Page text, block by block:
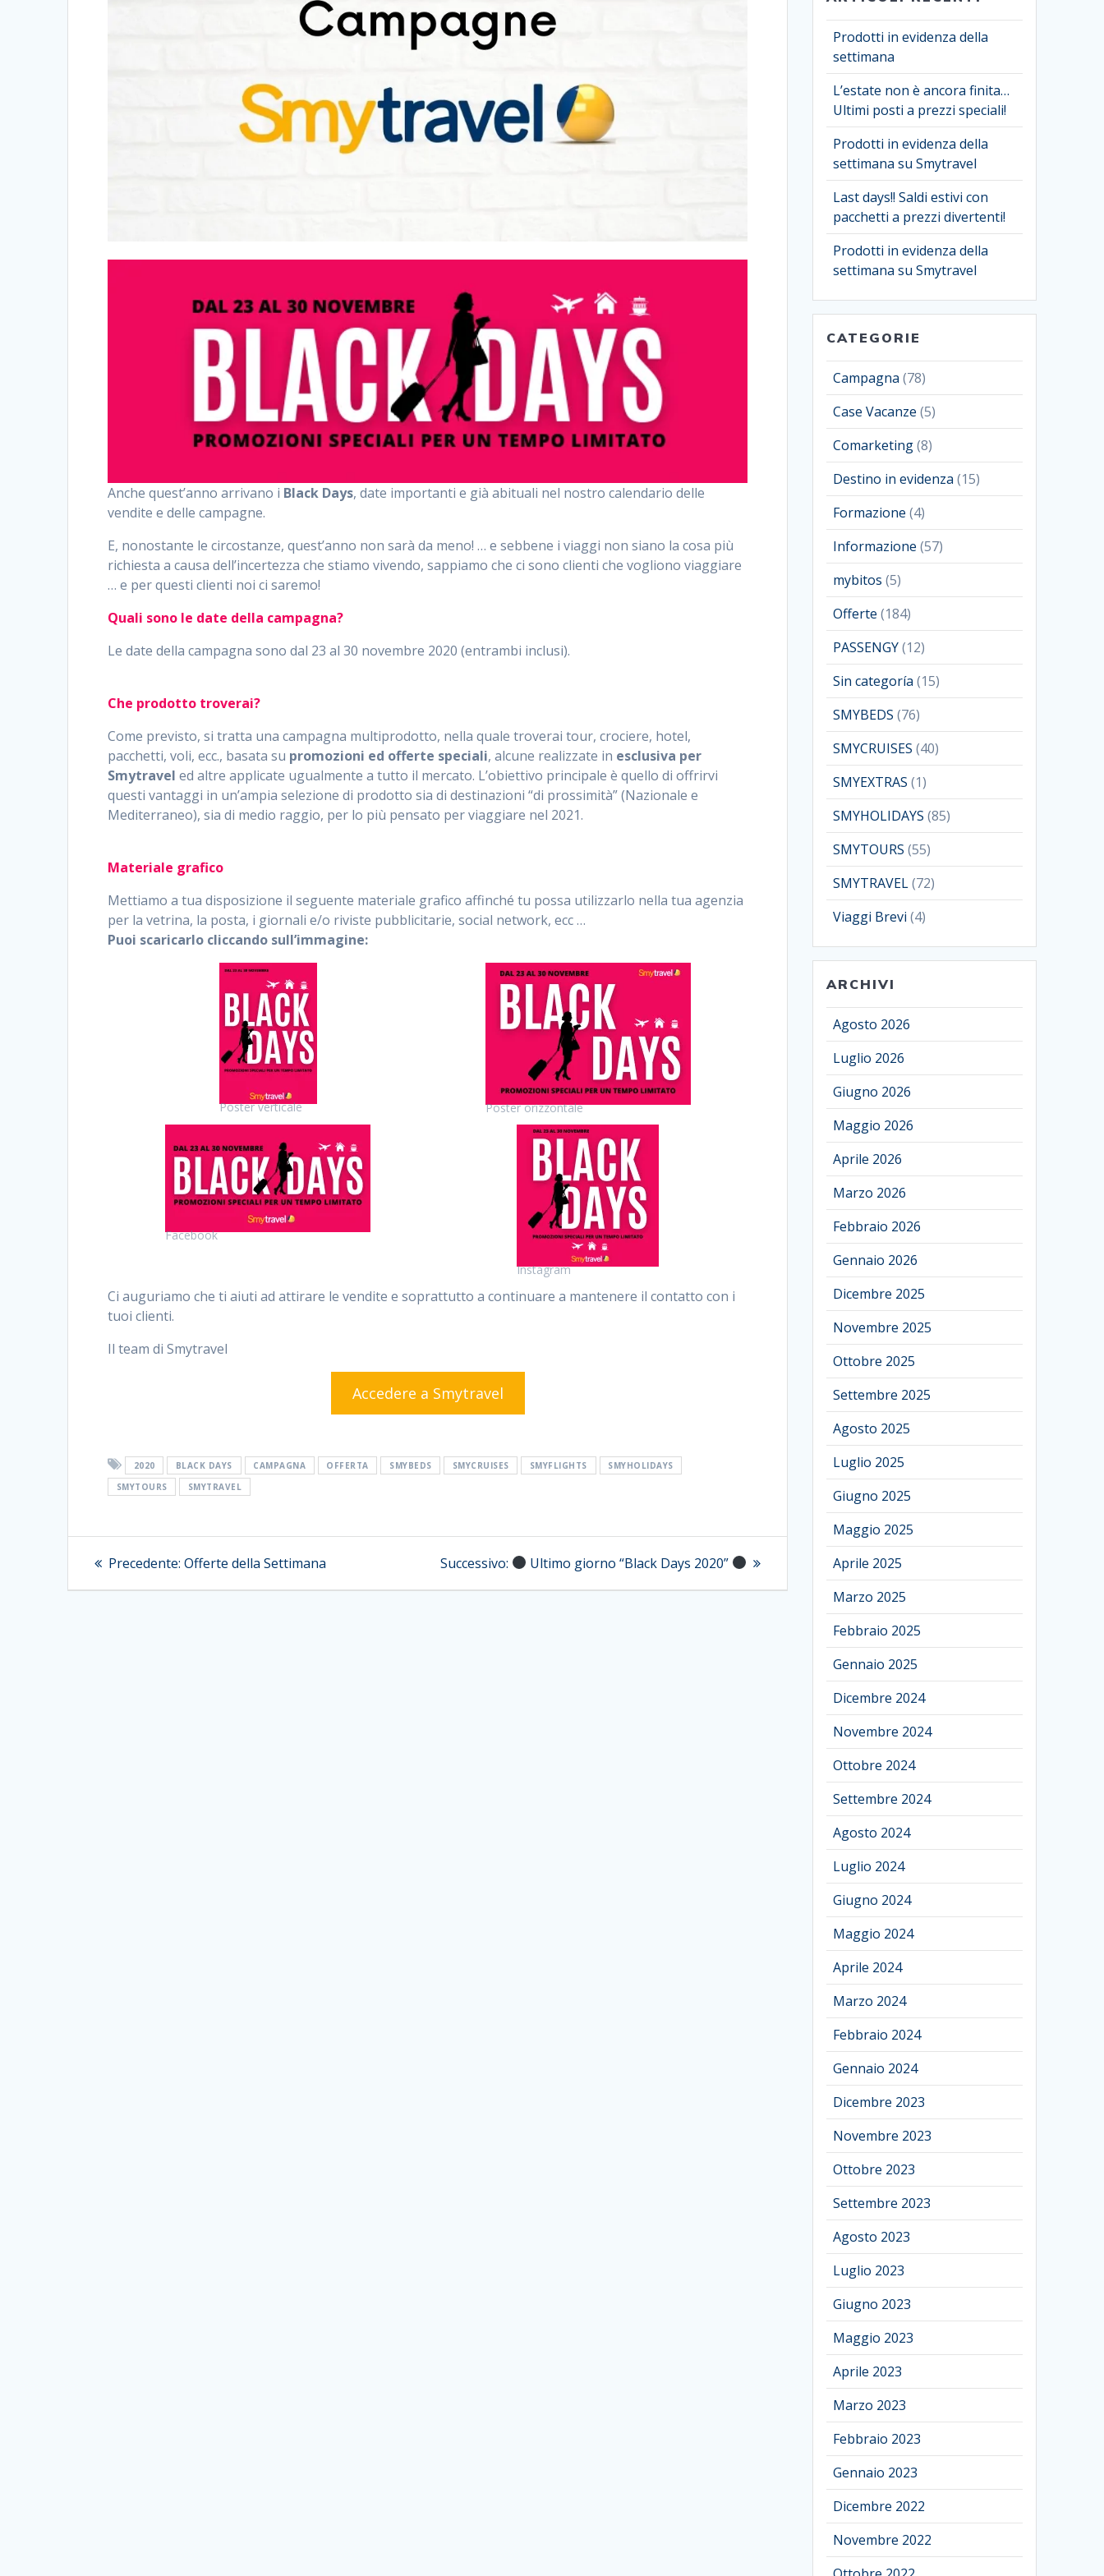
Anche quest’anno arrivano i Black Days, date importanti e già abituali nel nostro calendario delle
vendite e delle campagne.
E, nonostante le circostanze, quest’anno non sarà da meno! … e sebbene i viaggi non siano la cosa più
richiesta a causa dell’incertezza che stiamo vivendo, sappiamo che ci sono clienti che vogliono viaggiare
… e per questi clienti noi ci saremo!
Quali sono le date della campagna?
Le date della campagna sono dal 23 al 30 novembre 2020 (entrambi inclusi).
Che prodotto troverai?
Come previsto, si tratta una campagna multiprodotto, nella quale troverai tour, crociere, hotel,
pacchetti, voli, ecc., basata su promozioni ed offerte speciali, alcune realizzate in esclusiva per
Smytravel ed altre applicate ugualmente a tutto il mercato. L’obiettivo principale è quello di offrirvi
questi vantaggi in un’ampia selezione di prodotto sia di destinazioni “di prossimità” (Nazionale e
Mediterraneo), sia di medio raggio, per lo più pensato per viaggiare nel 2021.
Materiale grafico
Mettiamo a tua disposizione il seguente materiale grafico affinché tu possa utilizzarlo nella tua agenzia
per la vetrina, la posta, i giornali e/o riviste pubblicitarie, social network, ecc …
Puoi scaricarlo cliccando sull’immagine:
Poster verticale Poster orizzontale
Facebook
Instagram
Ci auguriamo che ti aiuti ad attirare le vendite e soprattutto a continuare a mantenere il contatto con i
tuoi clienti.
Il team di Smytravel
Accedere a Smytravel
2020 BLACK DAYS CAMPAGNA OFFERTA SMYBEDS SMYCRUISES SMYFLIGHTS
SMYHOLIDAYS
SMYTOURS
SMYTRAVEL
Navigazione
articoli
Precedente: Articolo
Offerte della Settimana Successivo: Articolo
Ultimo giorno “Black Days 2020”
Prodotti in evidenza della
settimana
L’estate non è ancora finita…
Ultimi posti a prezzi speciali!
Prodotti in evidenza della
settimana su Smytravel
Last days!! Saldi estivi con
pacchetti a prezzi divertenti!
Prodotti in evidenza della
settimana su Smytravel
CATEGORIE
Campagna (78)
Case Vacanze (5)
Comarketing(8)
Destino in evidenza (15)
Formazione (4)
Informazione (57)
mybitos (5)
Offerte (184)
PASSENGY(12)
Sin categoría (15)
SMYBEDS (76)
SMYCRUISES (40)
SMYEXTRAS (1)
SMYHOLIDAYS (85)
SMYTOURS (55)
SMYTRAVEL(72)
Viaggi Brevi (4)
ARCHIVI
Agosto 2026
Luglio 2026
Giugno 2026
Maggio 2026
Aprile 2026
Marzo 2026
Febbraio 2026
Gennaio 2026
Dicembre 2025
Novembre 2025
Ottobre 2025
Settembre 2025
Agosto 2025
Luglio 2025
Giugno 2025
Maggio 2025
Aprile 2025
Marzo 2025
Febbraio 2025
Gennaio 2025
Dicembre 2024
Novembre 2024
Ottobre 2024
Settembre 2024
Agosto 2024
Luglio 2024
Giugno 2024
Maggio 2024
Aprile 2024
Marzo 2024
Febbraio 2024
Gennaio 2024
Dicembre 2023
Novembre 2023
Ottobre 2023
Settembre 2023
Agosto 2023
Luglio 2023
Giugno 2023
Maggio 2023
Aprile 2023
Marzo 2023
Febbraio 2023
Gennaio 2023
Dicembre 2022
Novembre 2022